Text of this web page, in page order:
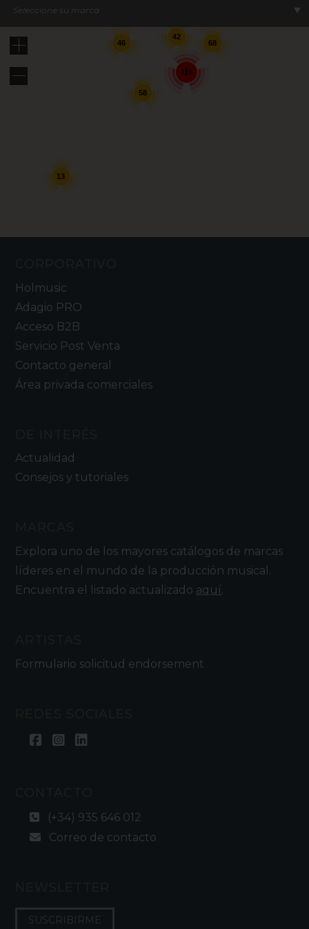
Seleccione su marca
119
46
58
42
68
13
Holmusic
Adagio PRO
Acceso B2B
Servicio Post Venta
Contacto general
Área privada comerciales
Actualidad
Consejos y tutoriales
Explora uno de los mayores catálogos de marcas
líderes en el mundo de la producción musical.
Encuentra el listado actualizado aquí.
Formulario solicitud endorsement
(+34) 935 646 012
Correo de contacto
SUSCRIBIRME